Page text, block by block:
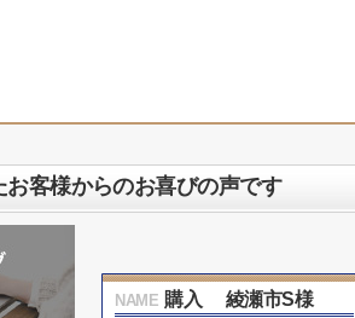
客様からのお喜びの声です
NAME 購入 綾瀬市S様